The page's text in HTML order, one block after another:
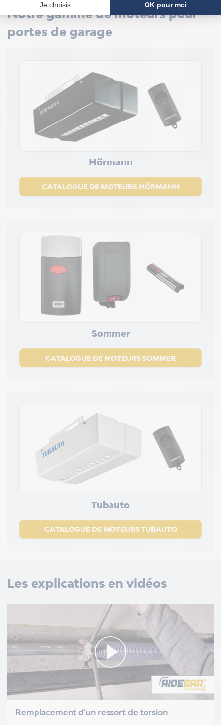
Notre gamme de moteurs pour
portes de garage
Hörmann
CATALOGUE DE MOTEURS HÖRMANN
Sommer
CATALOGUE DE MOTEURS SOMMER
Tubauto
CATALOGUE DE MOTEURS TUBAUTO
Les explications en vidéos
Remplacement d'un ressort de torsion